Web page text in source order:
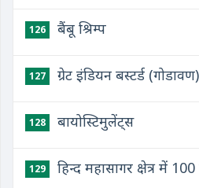
126 बैंबू श्रिम्प
127 ग्रेट इंडियन बस्टर्ड (गोडावण)
128 बायोस्टिमुलेंट्स
129 हिन्द महासागर क्षेत्र में